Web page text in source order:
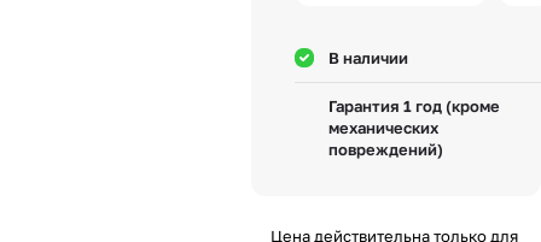
В наличии
Гарантия 1 год (кроме
механических
повреждений)
Цена действительна только для